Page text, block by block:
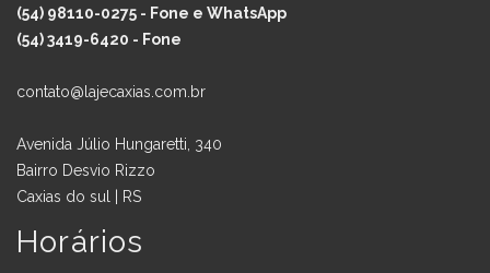
(54) 98110-0275 - Fone e WhatsApp
(54) 3419-6420 - Fone
contato@lajecaxias.com.br
Avenida Júlio Hungaretti, 340
Bairro Desvio Rizzo
Caxias do sul | RS
Horários